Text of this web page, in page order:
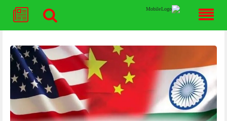
content